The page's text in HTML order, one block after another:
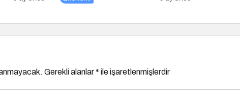
Gerekli alanlar* ile işaretlenmişlerdir